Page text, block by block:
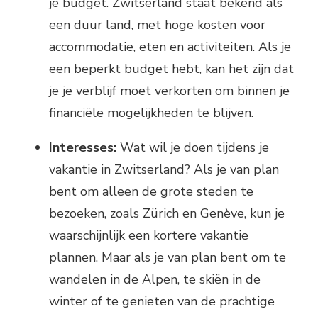
een duur land, met hoge kosten voor
accommodatie, eten en activiteiten. Als je
een beperkt budget hebt, kan het zijn dat
je je verblijf moet verkorten om binnen je
financiële mogelijkheden te blijven.
Interesses: Wat wil je doen tijdens je
vakantie in Zwitserland? Als je van plan
bent om alleen de grote steden te
bezoeken, zoals Zürich en Genève, kun je
waarschijnlijk een kortere vakantie
plannen. Maar als je van plan bent om te
wandelen in de Alpen, te skiën in de
winter of te genieten van de prachtige